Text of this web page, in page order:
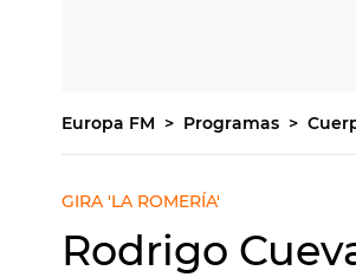
Europa FM Programas
GIRA 'LA ROMERÍA'
Rodrigo